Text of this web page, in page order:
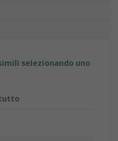
selezionando uno